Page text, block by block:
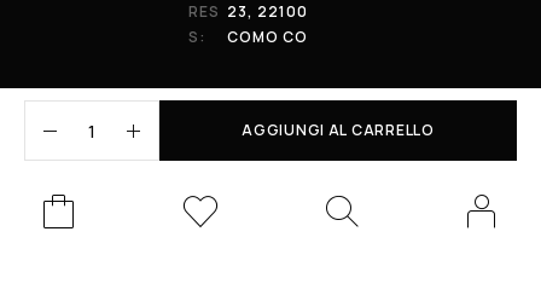
AGGIUNGI AL CARRELLO
RES
S:
23, 22100
COMO CO
01848590038